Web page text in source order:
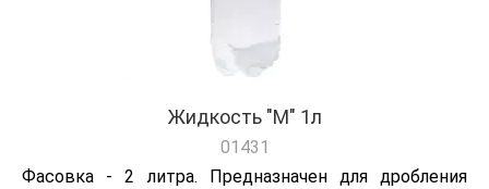
Жидкость "М" 1л
01431
Фасовка - 2 литра. Предназначен для дробления